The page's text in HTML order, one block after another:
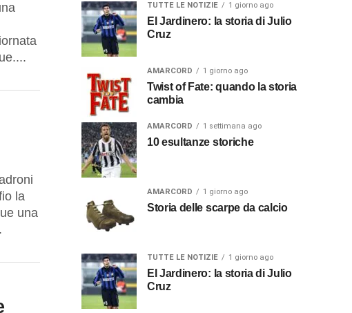
la
una
TUTTE LE NOTIZIE 1 giorno ago
El Jardinero: la storia di Julio
Cruz
AMARCORD 1 giorno ago
Twist of Fate: quando la storia
cambia
AMARCORD 1 settimana ago
10 esultanze storiche
AMARCORD 1 giorno ago
Storia delle scarpe da calcio
TUTTE LE NOTIZIE 1 giorno ago
El Jardinero: la storia di Julio
Cruz